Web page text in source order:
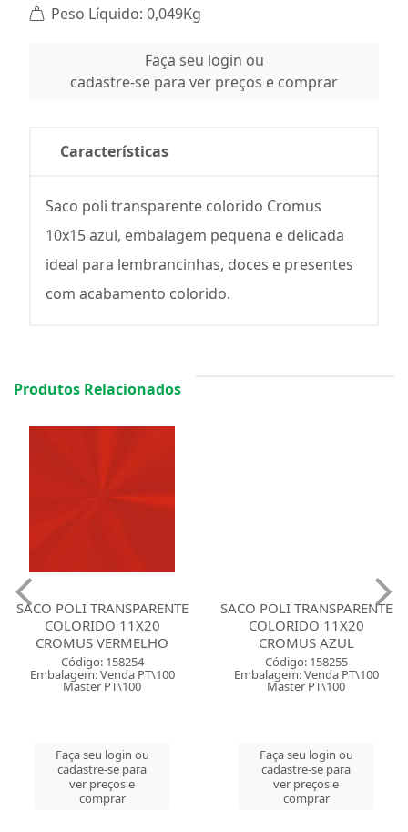
Peso Líquido: 0,049Kg
Faça seu login ou
cadastre-se para ver preços e comprar
Características
Saco poli transparente colorido Cromus
10x15 azul, embalagem pequena e delicada
ideal para lembrancinhas, doces e presentes
com acabamento colorido.
Produtos Relacionados
SACO POLI TRANSPARENTE
COLORIDO 11X20
CROMUS VERMELHO
Código: 158254
Embalagem: Venda PT\100
Master PT\100
Faça seu login ou
cadastre-se para
ver preços e
comprar
SACO POLI TRANSPARENTE
COLORIDO 11X20
CROMUS AZUL
Código: 158255
Embalagem: Venda PT\100
Master PT\100
Faça seu login ou
cadastre-se para
ver preços e
comprar